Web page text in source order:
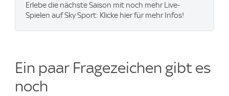
Erlebe die nächste Saison mit noch mehr Live-
Spielen auf Sky Sport: Klicke hier für mehr Infos!
Ein paar Fragezeichen gibt es
noch